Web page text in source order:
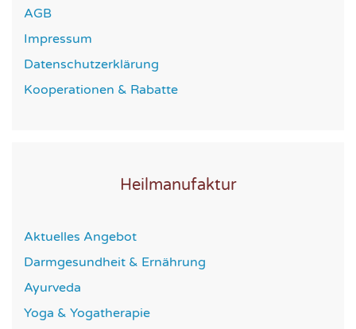
AGB
Impressum
Datenschutzerklärung
Kooperationen & Rabatte
Heilmanufaktur
Aktuelles Angebot
Darmgesundheit & Ernährung
Ayurveda
Yoga & Yogatherapie